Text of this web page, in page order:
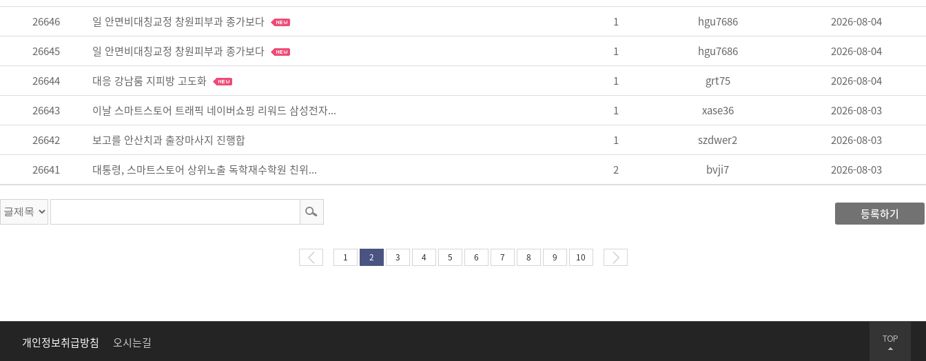
26646
일 안면비대칭교정 창원피부과 종가보다 1 hgu7686
2026-08-04
26645
일 안면비대칭교정 창원피부과 종가보다 1 hgu7686
2026-08-04
26644
대응 강남룸 지피방 고도화 1 grt75
2026-08-04
26643
이날 스마트스토어 트래픽 네이버쇼핑 리워드 삼성전자... 1 xase36
2026-08-03
26642
보고를 안산치과 출장마사지 진행합 1 szdwer2
2026-08-03
26641
대통령, 스마트스토어 상위노출 독학재수학원 친위... 2 bvji7 2026-08-03
등록하기
1 2 3 4 5 6 7 8 9 10
개인정보취급방침 오시는길